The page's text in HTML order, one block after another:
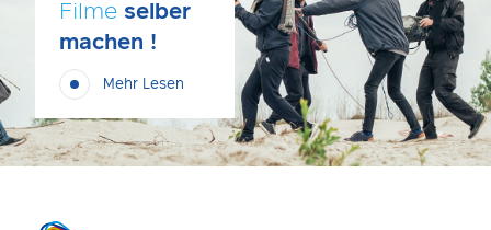
Filme selber
machen !
Mehr Lesen